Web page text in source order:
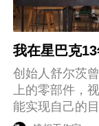
我在星巴克
创始人舒尔茨
上的零部件，
能实现自己的